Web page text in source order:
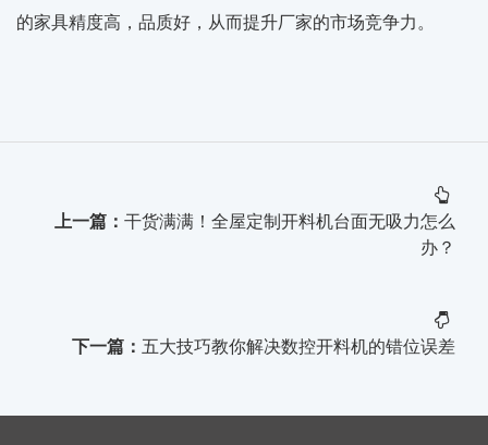
的家具精度高，品质好，从而提升厂家的市场竞争力。
上一篇： 干货满满！全屋定制开料机台面无吸力怎么
办？
下一篇： 五大技巧教你解决数控开料机的错位误差